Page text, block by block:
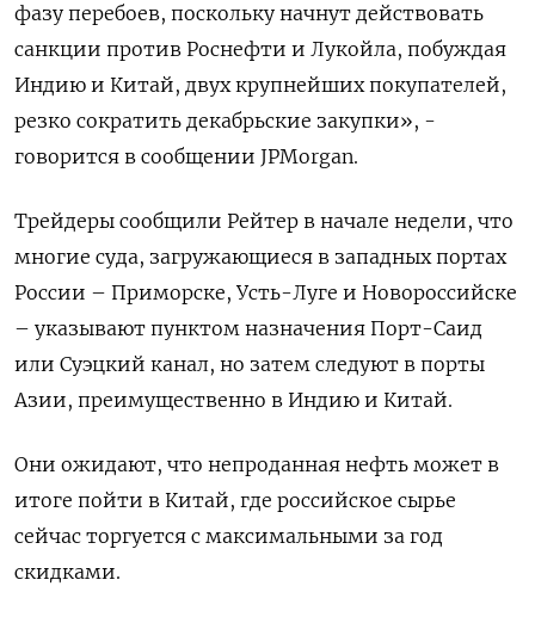
фазу перебоев, поскольку начнут действовать
санкции против Роснефти и Лукойла, побуждая
Индию и Китай, двух крупнейших покупателей,
резко сократить декабрьские закупки», -
говорится в сообщении JPMorgan.
Трейдеры сообщили Рейтер в начале недели, что
многие суда, загружающиеся в западных портах
России – Приморске, Усть-Луге и Новороссийске
– указывают пунктом назначения Порт-Саид
или Суэцкий канал, но затем следуют в порты
Азии, преимущественно в Индию и Китай.
Они ожидают, что непроданная нефть может в
итоге пойти в Китай, где российское сырье
сейчас торгуется с максимальными за год
скидками.